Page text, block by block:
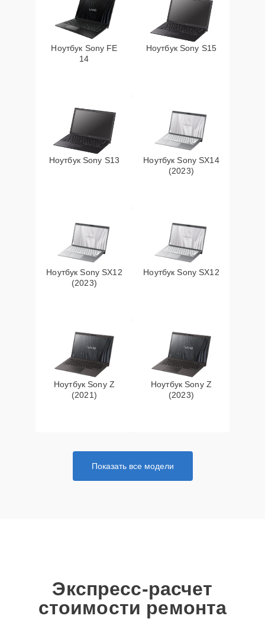
Ноутбук Sony FE
14
Ноутбук Sony S15
Ноутбук Sony S13
Ноутбук Sony SX14
(2023)
Ноутбук Sony SX12
(2023)
Ноутбук Sony SX12
Ноутбук Sony Z
(2021)
Ноутбук Sony Z
(2023)
Показать все модели
Экспресс-расчет
стоимости ремонта